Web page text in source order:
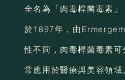
來自韓國的實力派肉毒
立
全名為「肉毒桿菌毒素
於1897年，由
性不同，肉毒桿菌毒素
常應用於醫療與美容領域